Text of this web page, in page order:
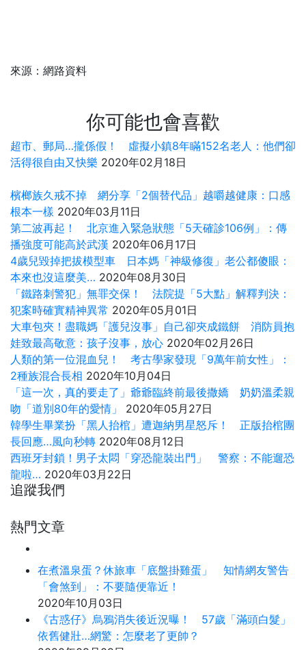
來源：網路資料
你可能也會喜歡
超市、郵局…攏係假！ 虛擬小鎮8年瞞152名老人：他們卻
活得很自由又快樂 2020年02月18日
檳榔族久戒不掉 網分享「2個替代品」越嚼越健康：口感
根本一樣 2020年03月11日
第二波再起！ 北京進入緊急狀態「5天確診106例」：傳
播強度可能高於武漢 2020年06月17日
4歲兒毀掉把拔模型車 日本媽「神級修復」老公都傻眼：
本來也沒這麼美… 2020年08月30日
「鐵路刺警犯」無罪交保！ 法院提「5大點」解釋判決：
犯案時確實精神異常 2020年05月01日
大車包夾！盡職媽「護兒沒事」自己卻夾成鐵餅 消防員抱
娃致最高敬意：孩子沒事，放心 2020年02月26日
人類的第一位混血兒！ 考古學家發現「9萬年前女性」：
2種族混合長相 2020年10月04日
「這一次，真的要走了」爺爺臨終前最後撒嬌 奶奶溫柔親
吻「道別80年的愛情」
2020年05月27日
韓學生畢業扮「黑人抬棺」遭迦納男星怒斥！ 正版抬棺團
長回應…風向秒轉 2020年08月12日
西班牙封鎖！男子太悶「穿恐龍裝出門」 警察：不能遛恐
龍啦… 2020年03月22日
追蹤我們
熱門文章
在煮溫泉蛋？休旅車「底盤掛雞蛋」 知情網友警告
「會煞到」：不要隨便靠近！
2020年10月03日
《古惑仔》烏鴉消失後近況曝！ 57歲「滿頭白髮」
依舊健壯…網驚：怎麼老了更帥？